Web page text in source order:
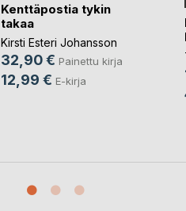
Kenttäpostia tykin
takaa
Kirsti Esteri Johansson
32,90 € Painettu kirja
12,99 € E-kirja